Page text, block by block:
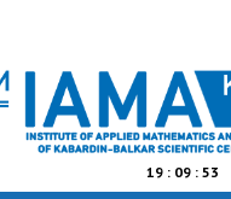
19 : 09 : 53